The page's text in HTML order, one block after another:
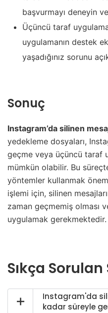
başvurmayı deneyin
Üçüncü taraf
uygulamanın destek
yaşadığınız sorunu
Sonuç
Instagram’da silinen
yedekleme dosyaları,
geçme veya üçüncü taraf
mümkün olabilir. Bu
yöntemler kullanmak
işlemi için, silinen
zaman geçmemiş olması
uygulamak gerekmektedir.
Sıkça
Instagram'da
kadar süreyle